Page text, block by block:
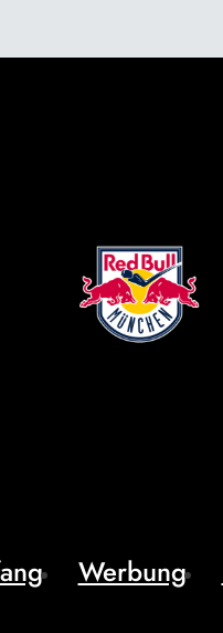
Werbung